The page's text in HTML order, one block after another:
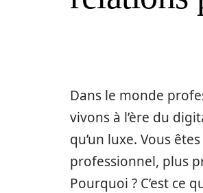
Dans le monde
vivons à l’ère du
qu’un luxe. Vous
professionnel, plus
Pourquoi ? C’est ce